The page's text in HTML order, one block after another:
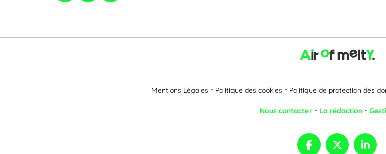
Mentions Légales Politique des cookies Politique de protection des
Nous contacter La rédaction